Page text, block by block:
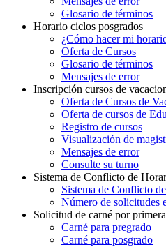
Glosario de términos
Horario ciclos posgrados
¿Cómo hacer mi
Oferta de Cursos
Glosario de términos
Mensajes de error
Inscripción cursos de
Oferta de Cursos de
Oferta de cursos de
Registro de cursos
Visualización de
Mensajes de error
Consulte su turno
Sistema de Conflicto de
Sistema de Conflicto
Número de solicitudes
Solicitud de carné por
Carné para pregrado
Carné para posgrado